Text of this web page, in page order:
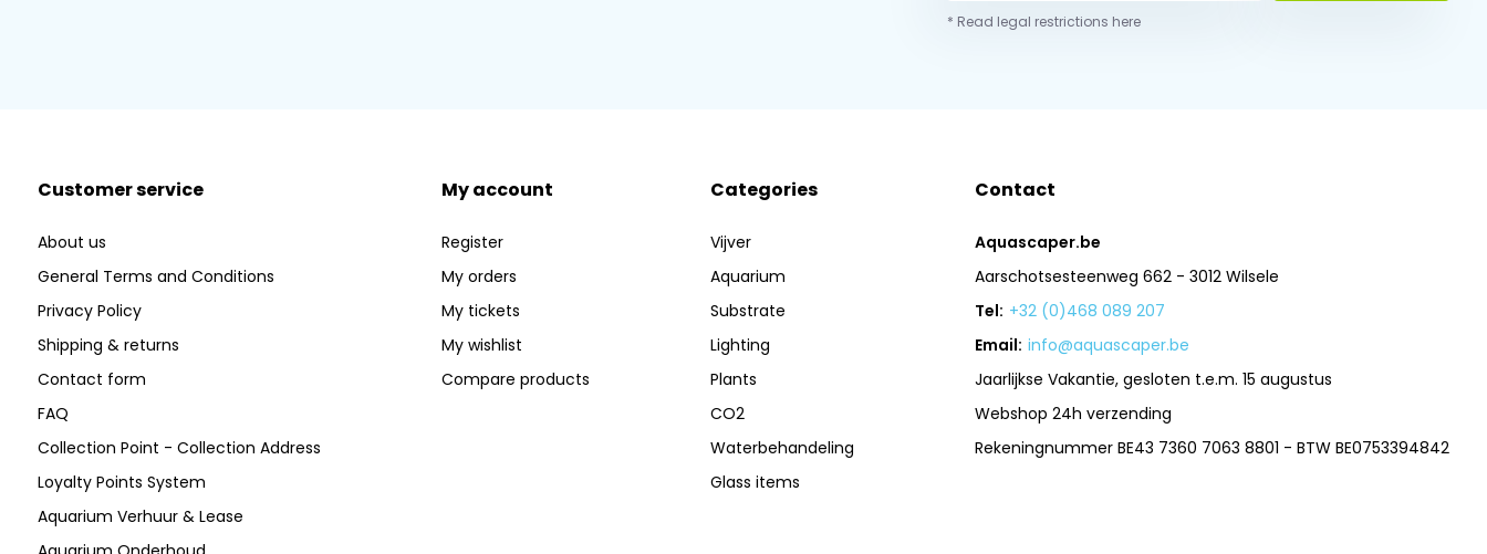
* Read legal restrictions here
Customer service
About us
General Terms and Conditions
Privacy Policy
Shipping & returns
Contact form
FAQ
Collection Point - Collection Address
Loyalty Points System
Aquarium Verhuur & Lease
My account
Register
My orders
My tickets
My wishlist
Compare products
Categories
Vijver
Aquarium
Substrate
Lighting
Plants
CO2
Waterbehandeling
Glass items
Contact
Aquascaper.be
Aarschotsesteenweg 662 - 3012 Wilsele
Tel: +32 (0)468 089 207
Email: info@aquascaper.be
Jaarlijkse Vakantie, gesloten t.e.m. 15 augustus
Webshop 24h verzending
Rekeningnummer BE43 7360 7063 8801 - BTW BE0753394842